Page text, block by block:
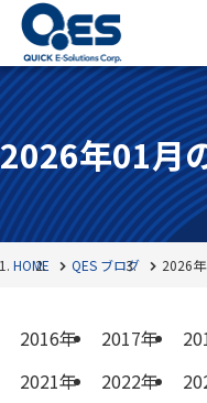
2026年01月
HOME QES ブログ 2026年
2016年 2017年
2021年
2022年